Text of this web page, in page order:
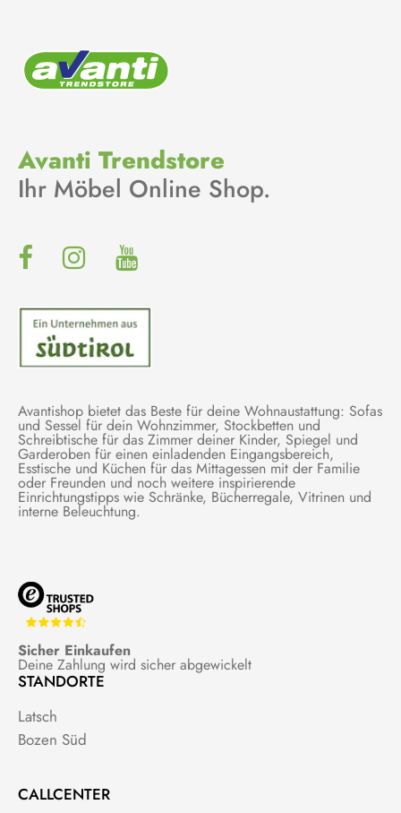
Avanti Trendstore
Ihr Möbel Online Shop.
Avantishop bietet das Beste für deine Wohnaustattung: Sofas
und Sessel für dein Wohnzimmer, Stockbetten und
Schreibtische für das Zimmer deiner Kinder, Spiegel und
Garderoben für einen einladenden Eingangsbereich,
Esstische und Küchen für das Mittagessen mit der Familie
oder Freunden und noch weitere inspirierende
Einrichtungstipps wie Schränke, Bücherregale, Vitrinen und
interne Beleuchtung.
Sicher Einkaufen
Deine Zahlung wird sicher abgewickelt
STANDORTE
Latsch
Bozen Süd
CALLCENTER